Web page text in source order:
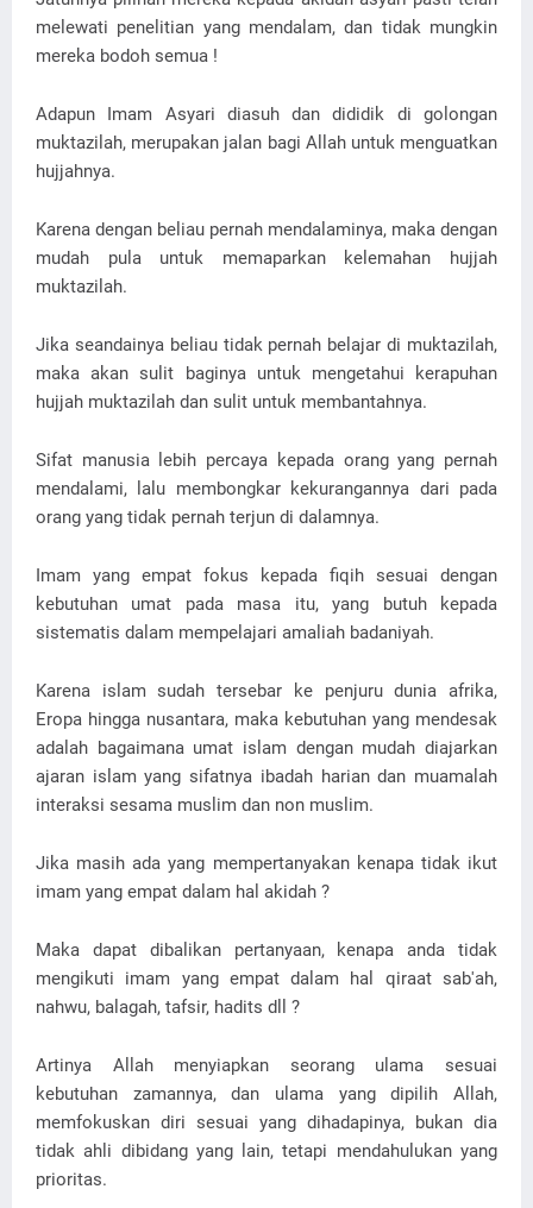
melewati penelitian yang mendalam, dan tidak mungkin
mereka bodoh semua !
Adapun Imam Asyari diasuh dan dididik di golongan
muktazilah, merupakan jalan bagi Allah untuk menguatkan
hujjahnya.
Karena dengan beliau pernah mendalaminya, maka dengan
mudah pula untuk memaparkan kelemahan hujjah
muktazilah.
Jika seandainya beliau tidak pernah belajar di muktazilah,
maka akan sulit baginya untuk mengetahui kerapuhan
hujjah muktazilah dan sulit untuk membantahnya.
Sifat manusia lebih percaya kepada orang yang pernah
mendalami, lalu membongkar kekurangannya dari pada
orang yang tidak pernah terjun di dalamnya.
Imam yang empat fokus kepada fiqih sesuai dengan
kebutuhan umat pada masa itu, yang butuh kepada
sistematis dalam mempelajari amaliah badaniyah.
Karena islam sudah tersebar ke penjuru dunia afrika,
Eropa hingga nusantara, maka kebutuhan yang mendesak
adalah bagaimana umat islam dengan mudah diajarkan
ajaran islam yang sifatnya ibadah harian dan muamalah
interaksi sesama muslim dan non muslim.
Jika masih ada yang mempertanyakan kenapa tidak ikut
imam yang empat dalam hal akidah ?
Maka dapat dibalikan pertanyaan, kenapa anda tidak
mengikuti imam yang empat dalam hal qiraat sab'ah,
nahwu, balagah, tafsir, hadits dll ?
Artinya Allah menyiapkan seorang ulama sesuai
kebutuhan zamannya, dan ulama yang dipilih Allah,
memfokuskan diri sesuai yang dihadapinya, bukan dia
tidak ahli dibidang yang lain, tetapi mendahulukan yang
prioritas.